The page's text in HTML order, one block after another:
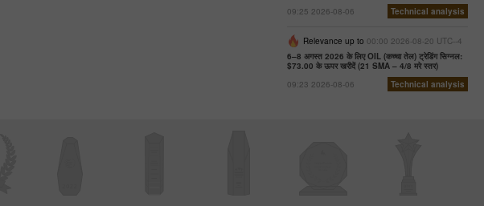
09:25 2026-08-06
Technical analysis
Relevance up to 00:00 2026-08-20 UTC--4
6–8 अगस्त 2026 के लिए OIL (कच्चा तेल) ट्रेडिंग सिग्नल:
$73.00 के ऊपर खरीदें (21 SMA – 4/8 मरे स्तर)
09:23 2026-08-06
Technical analysis